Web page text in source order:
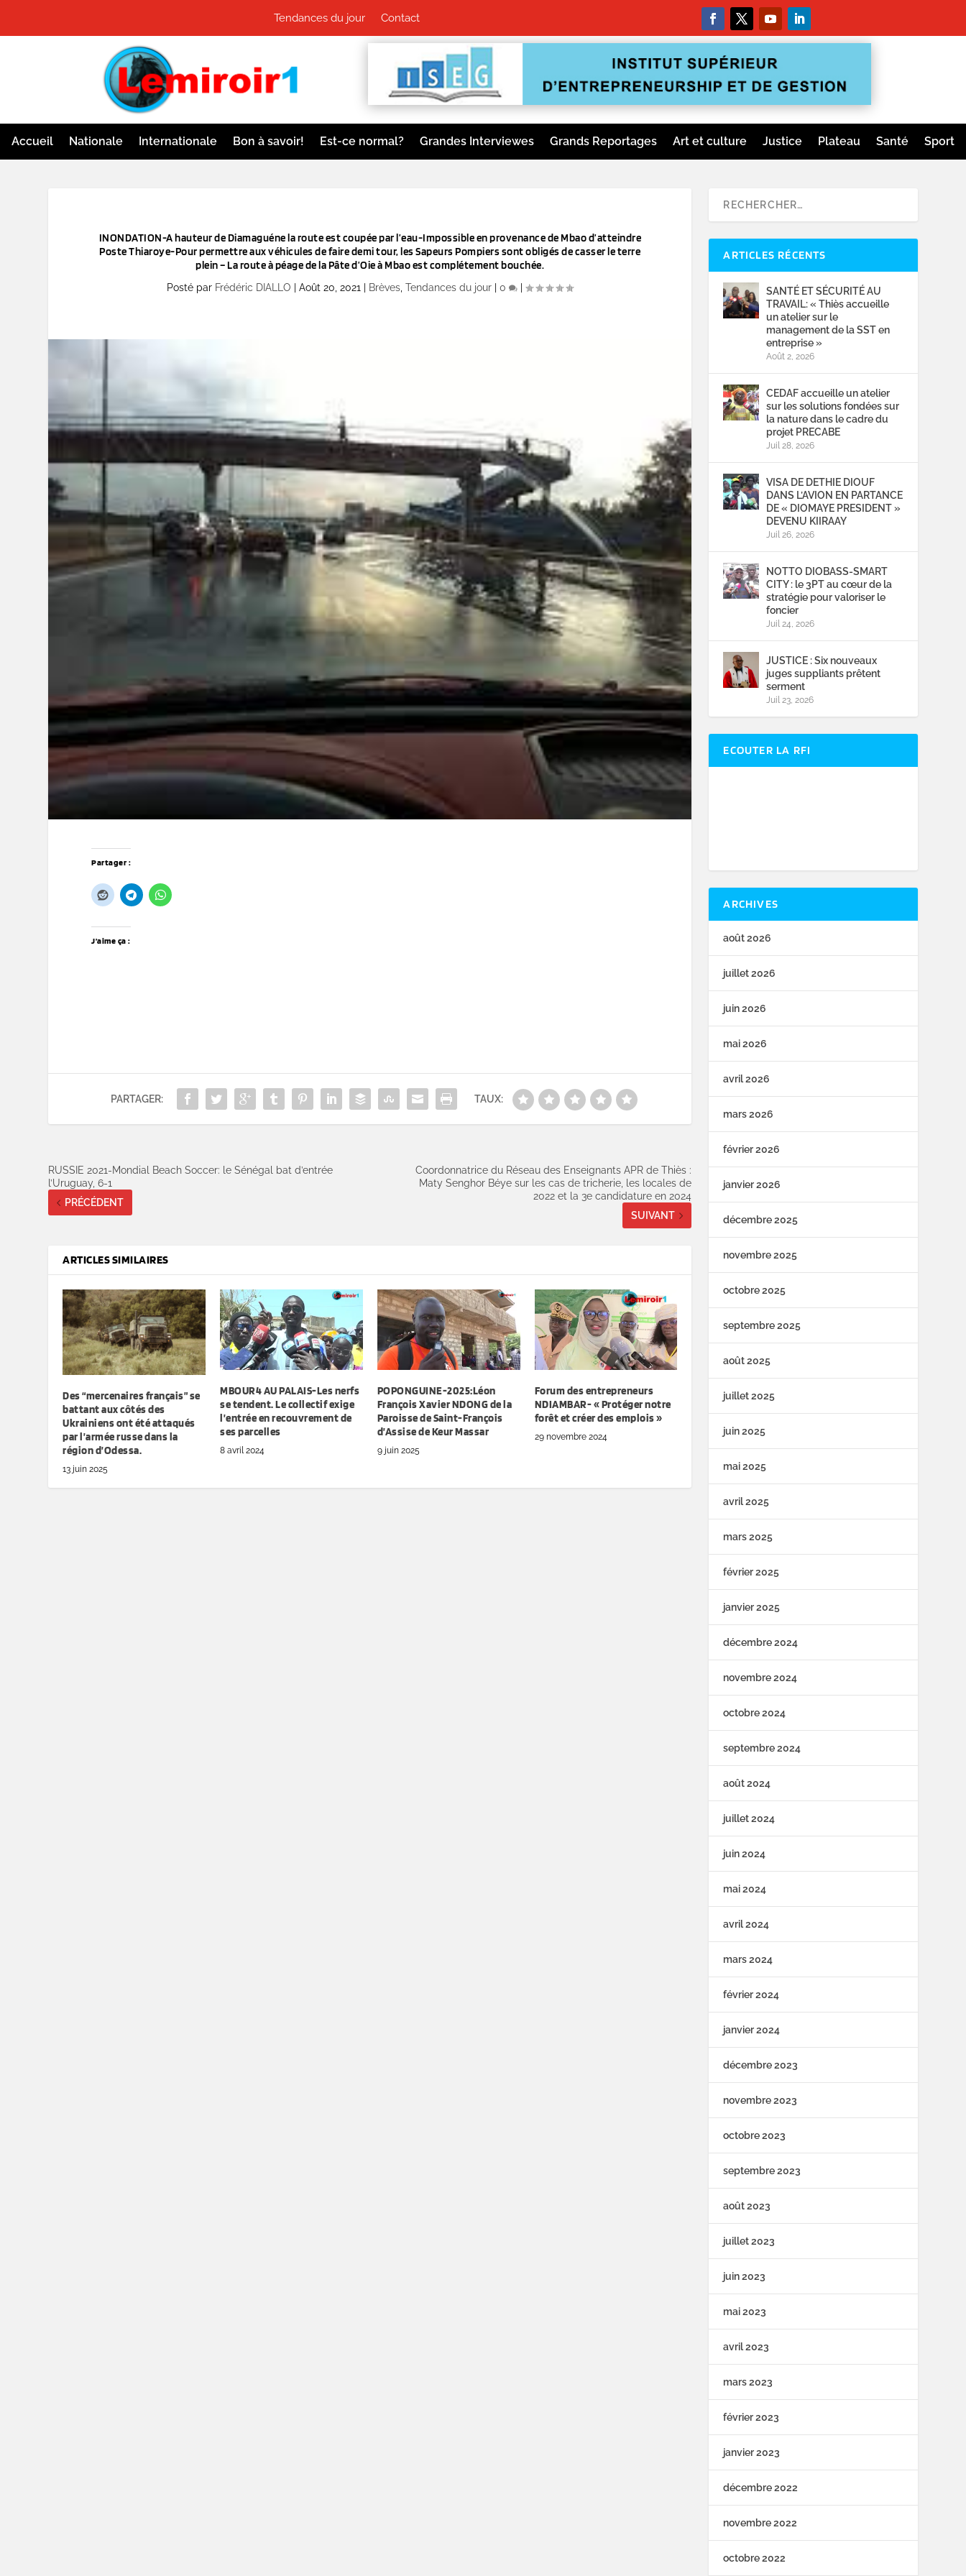
Tendances du jour Contact
Accueil Nationale Internationale Bon à savoir! Est-ce normal? Grandes Interviewes Grands Reportages Art et culture Justice Plateau Santé Sport
INONDATION-A hauteur de Diamaguéne la route est coupée par l’eau-Impossible en provenance de Mbao d’atteindre
Poste Thiaroye-Pour permettre aux véhicules de faire demi tour, les Sapeurs Pompiers sont obligés de casser le terre
plein – La route à péage de la Pâte d’Oie à Mbao est complétement bouchée.
Posté par Frédéric DIALLO |Août 20, 2021 Brèves ,Tendances du jour |0 |
Partager :
J’aime ça :
PARTAGER: TAUX:
RUSSIE 2021-Mondial Beach Soccer: le Sénégal bat d’entrée
l’Uruguay, 6-1
PRÉCÉDENT
Coordonnatrice du Réseau des Enseignants APR de Thiès :
Maty Senghor Béye sur les cas de tricherie, les locales de
2022 et la 3e candidature en 2024
SUIVANT
ARTICLES SIMILAIRES
Des “mercenaires français” se
battant aux côtés des
Ukrainiens ont été attaqués
par l’armée russe dans la
région d’Odessa.
13 juin 2025
MBOUR4 AU PALAIS-Les nerfs
se tendent. Le collectif exige
l’entrée en recouvrement de
ses parcelles
8 avril 2024
POPONGUINE-2025:Léon
François Xavier NDONG de la
Paroisse de Saint-François
d’Assise de Keur Massar
9 juin 2025
Forum des entrepreneurs
NDIAMBAR- « Protéger notre
forêt et créer des emplois »
29 novembre 2024
ARTICLES RÉCENTS
SANTÉ ET SÉCURITÉ AU
TRAVAIL: « Thiès accueille
un atelier sur le
management de la SST en
entreprise »
Août 2, 2026
CEDAF accueille un atelier
sur les solutions fondées sur
la nature dans le cadre du
projet PRECABE
Juil 28, 2026
VISA DE DETHIE DIOUF
DANS L’AVION EN PARTANCE
DE « DIOMAYE PRESIDENT »
DEVENU KIIRAAY
Juil 26, 2026
NOTTO DIOBASS-SMART
CITY : le 3PT au cœur de la
stratégie pour valoriser le
foncier
Juil 24, 2026
JUSTICE : Six nouveaux
juges suppliants prêtent
serment
Juil 23, 2026
ECOUTER LA RFI
ARCHIVES
août 2026
juillet 2026
juin 2026
mai 2026
avril 2026
mars 2026
février 2026
janvier 2026
décembre 2025
novembre 2025
octobre 2025
septembre 2025
août 2025
juillet 2025
juin 2025
mai 2025
avril 2025
mars 2025
février 2025
janvier 2025
décembre 2024
novembre 2024
octobre 2024
septembre 2024
août 2024
juillet 2024
juin 2024
mai 2024
avril 2024
mars 2024
février 2024
janvier 2024
décembre 2023
novembre 2023
octobre 2023
septembre 2023
août 2023
juillet 2023
juin 2023
mai 2023
avril 2023
mars 2023
février 2023
janvier 2023
décembre 2022
novembre 2022
octobre 2022